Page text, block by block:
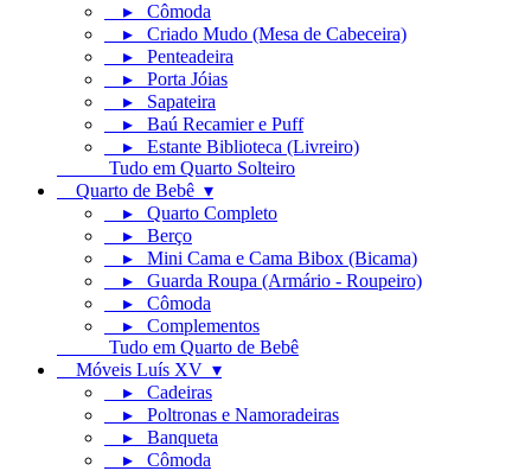
▸ Cômoda
▸ Criado Mudo (Mesa de Cabeceira)
▸ Penteadeira
▸ Porta Jóias
▸ Sapateira
▸ Baú Recamier e Puff
▸ Estante Biblioteca (Livreiro)
Tudo em Quarto Solteiro
Quarto de Bebê ▾
▸ Quarto Completo
▸ Berço
▸ Mini Cama e Cama Bibox (Bicama)
▸ Guarda Roupa (Armário - Roupeiro)
▸ Cômoda
▸ Complementos
Tudo em Quarto de Bebê
Móveis Luís XV ▾
▸ Cadeiras
▸ Poltronas e Namoradeiras
▸ Banqueta
▸ Cômoda